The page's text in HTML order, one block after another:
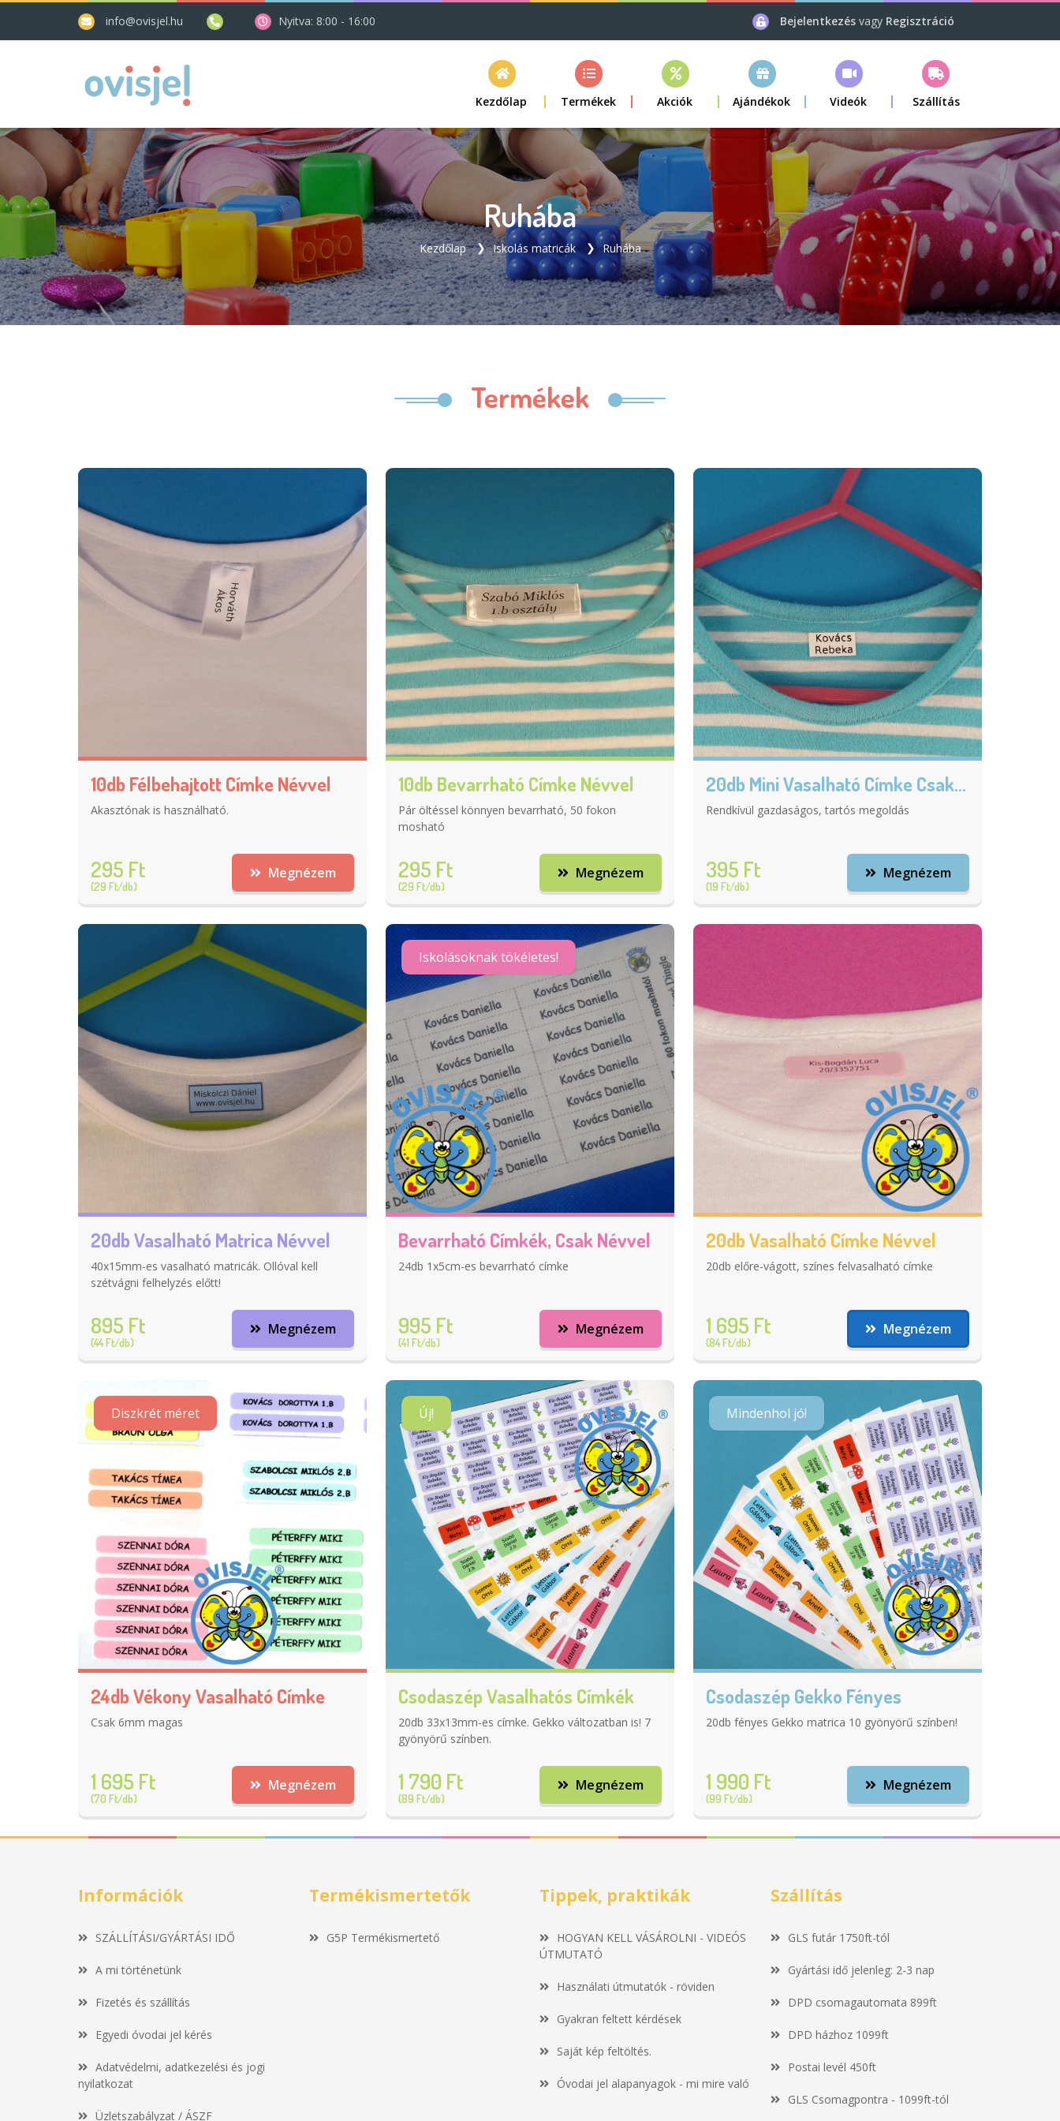
info@ovisjel.hu Nyitva: 8:00 - 16:00 Bejelentkezés vagy Regisztráció
Kezdőlap Termékek Akciók Ajándékok Videók Szállítás
Ruhába
Kezdőlap Iskolás matricák Ruhába
Termékek
10db Félbehajtott Címke Névvel
Akasztónak is használható.
295 Ft
(29 Ft/db)
Megnézem
10db Bevarrható Címke Névvel
Pár öltéssel könnyen bevarrható, 50 fokon
mosható
295 Ft
(29 Ft/db)
Megnézem
20db Mini Vasalható Címke Csak Névvel
Rendkívül gazdaságos, tartós megoldás
395 Ft
(19 Ft/db)
Megnézem
20db Vasalható Matrica Névvel
40x15mm-es vasalható matricák. Ollóval kell
szétvágni felhelyzés előtt!
895 Ft
(44 Ft/db)
Megnézem
Iskolásoknak tökéletes!
Bevarrható Címkék, Csak Névvel
24db 1x5cm-es bevarrható címke
995 Ft
(41 Ft/db)
Megnézem
20db Vasalható Címke Névvel
20db előre-vágott, színes felvasalható címke
1 695 Ft
(84 Ft/db)
Megnézem
Diszkrét méret
24db Vékony Vasalható Címke
Csak 6mm magas
1 695 Ft
(70 Ft/db)
Megnézem
Új!
Csodaszép Vasalhatós Címkék
20db 33x13mm-es címke. Gekko változatban is! 7
gyönyörű színben.
1 790 Ft
(89 Ft/db)
Megnézem
Mindenhol jó!
Csodaszép Gekko Fényes
20db fényes Gekko matrica 10 gyönyörű színben!
1 990 Ft
(99 Ft/db)
Megnézem
Információk
SZÁLLÍTÁSI/GYÁRTÁSI IDŐ
A mi történetünk
Fizetés és szállítás
Egyedi óvodai jel kérés
Adatvédelmi, adatkezelési és jogi
nyilatkozat
Üzletszabályzat / ÁSZF
Termékismertetők
G5P Termékismertető
Tippek, praktikák
HOGYAN KELL VÁSÁROLNI - VIDEÓS
ÚTMUTATÓ
Használati útmutatók - röviden
Gyakran feltett kérdések
Saját kép feltöltés.
Óvodai jel alapanyagok - mi mire való
Szállítás
GLS futár 1750ft-tól
Gyártási idő jelenleg: 2-3 nap
DPD csomagautomata 899ft
DPD házhoz 1099ft
Postai levél 450ft
GLS Csomagpontra - 1099ft-tól